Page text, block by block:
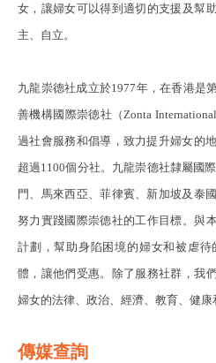
女 ， 讓婦女可以得到適切的支援及幫
主、自立。
九龍崇德社成立於1977年，在香港是
善機構國際崇德社 （Zonta International
過社會服務和倡導 ， 致力提升婦女的
超過1100個分社。九龍崇德社隸屬國
門、馬來西亞、菲律賓、新加坡及泰
努力實踐國際崇德社的工作目標。與
計劃 ，幫助身陷困境的婦女和被虐待
體 ， 讓他們受惠。除了服務社群 ，我
婦女的法律、政治、經濟、教育、健康
傳媒查詢